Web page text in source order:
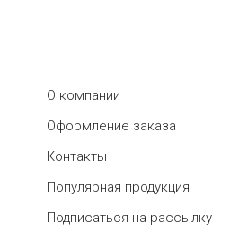
О компании
Оформление заказа
Контакты
Популярная продукция
Подписаться на рассылку